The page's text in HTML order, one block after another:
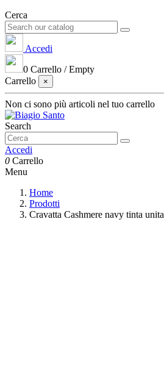
Cerca
Accedi
0 Carrello /Empty
Carrello
×
Non ci sono più articoli nel tuo carrello
Search
Accedi
0 Carrello
Menu
Home
Prodotti
Cravatta Cashmere navy tinta unita